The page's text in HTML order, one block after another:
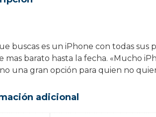
buscas es un iPhone con todas sus
mas barato hasta la fecha. «Mucho
una gran opción para quien no
adicional